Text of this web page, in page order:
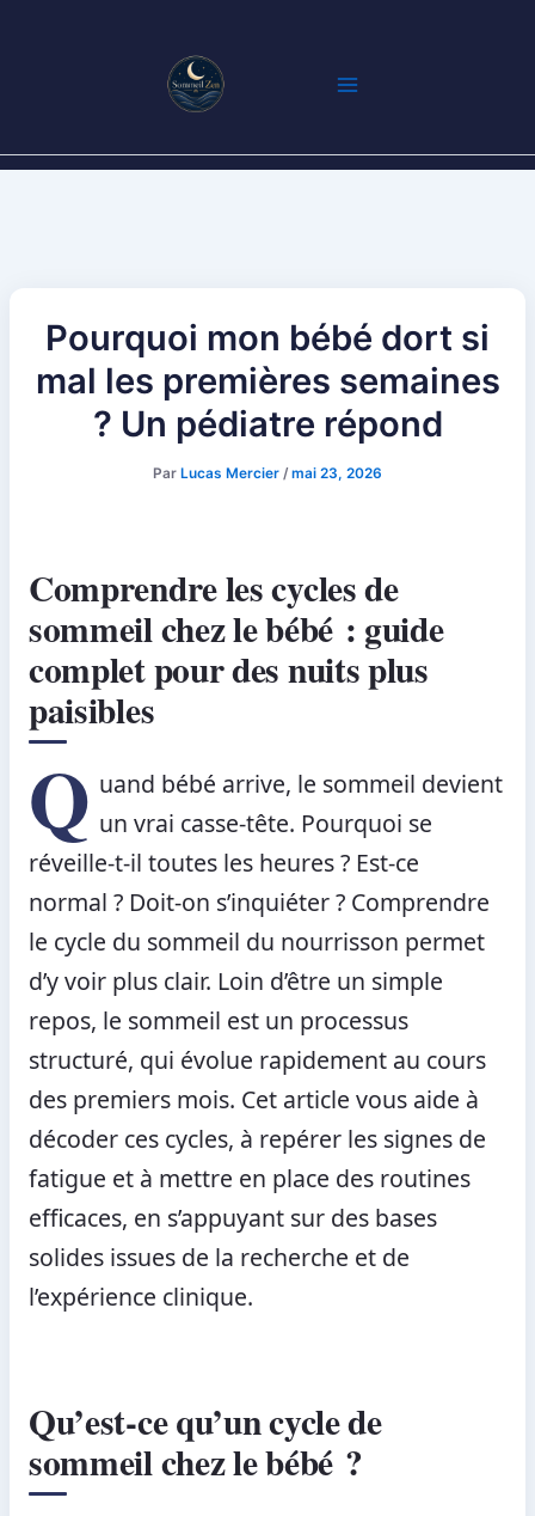
Pourquoi mon bébé dort si
mal les premières semaines
? Un pédiatre répond
Par Lucas Mercier / mai 23, 2026
Comprendre les cycles de
sommeil chez le bébé : guide
complet pour des nuits plus
paisibles
Q uand bébé arrive, le sommeil devient
un vrai casse-tête. Pourquoi se
réveille-t-il toutes les heures ? Est-ce
normal ? Doit-on s’inquiéter ? Comprendre
le cycle du sommeil du nourrisson permet
d’y voir plus clair. Loin d’être un simple
repos, le sommeil est un processus
structuré, qui évolue rapidement au cours
des premiers mois. Cet article vous aide à
décoder ces cycles, à repérer les signes de
fatigue et à mettre en place des routines
efficaces, en s’appuyant sur des bases
solides issues de la recherche et de
l’expérience clinique.
Qu’est-ce qu’un cycle de
sommeil chez le bébé ?